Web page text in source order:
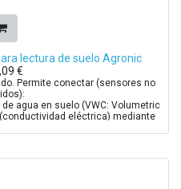
lectura de suelo Agronic
€
Permite conectar (sensores no
agua en suelo (VWC: Volumetric
eléctrica) mediante
AquaCheck-8, Sentek Drill&Drop,